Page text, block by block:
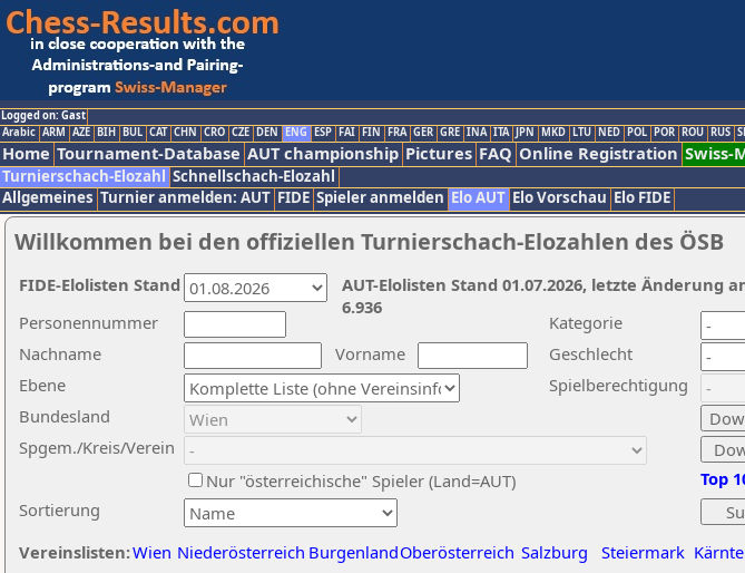
Logged on: Gast
Arabic ARM AZE BIH BUL CAT CHN CRO CZE DEN ENG ESP FAI FIN FRA GER GRE INA ITA JPN MKD LTU NED POL POR ROU RUS
Home Tournament-Database AUT championship Pictures FAQ Online Registration Swiss-
Turnierschach-Elozahl Schnellschach-Elozahl
Allgemeines Turnier anmelden: AUT FIDE Spieler anmelden Elo AUT Elo Vorschau Elo FIDE
Willkommen bei den offiziellen Turnierschach-Elozahlen des ÖSB
Nachname
Vorname
Ebene
Kategorie
Sortierung
Personennummer
Bundesland
Spgem./Kreis/Verein
Geschlecht
Nur "österreichische" Spieler (Land=AUT)
Spielberechtigung
Vereinslisten:Wien Niederösterreich BurgenlandOberösterreich Salzburg Steiermark
Top
AUT-Elolisten Stand 01.07.2026, letzte Änderung
6.936
FIDE-Elolisten Stand